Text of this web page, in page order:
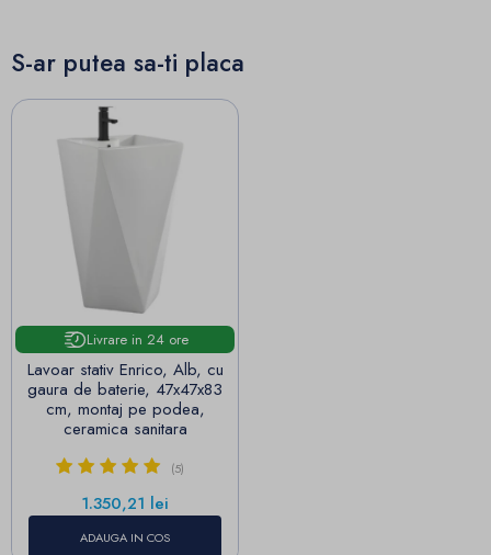
S-ar putea sa-ti placa
Livrare in 24 ore
Lavoar stativ Enrico, Alb, cu
gaura de baterie, 47x47x83
cm, montaj pe podea,
ceramica sanitara
(5)
Pret
1.350,21 lei
ADAUGA IN COS